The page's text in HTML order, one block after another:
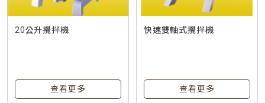
20公升攪拌機
查看更多
快速雙軸式攪拌機
查看更多